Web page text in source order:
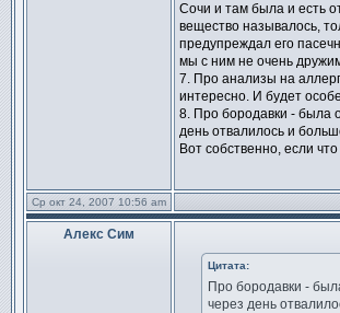
Сочи и там была и есть
вещество называлось,
предупреждал его
мы с ним не очень
7. Про анализы на
интересно. И будет
8. Про бородавки - была
день отвалилось и
Вот собственно, если
Ср окт 24, 2007 10:56 am
Алекс Сим
Цитата:
Про бородавки -
через день